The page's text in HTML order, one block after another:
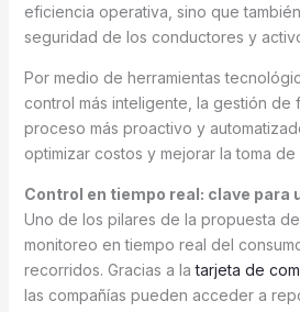
eficiencia operativa, sino que
seguridad de los conductores y
Por medio de herramientas
control más inteligente, la gestión de
proceso más proactivo y
optimizar costos y mejorar la toma
Control en tiempo real: clave para
Uno de los pilares de la propuesta
monitoreo en tiempo real del
recorridos. Gracias a latarjeta de
las compañías pueden acceder a